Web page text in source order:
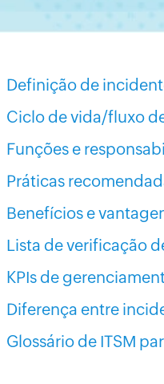
Definição de
Ciclo de vida/fluxo
Funções e
Práticas
Benefícios e
Lista de verificação
KPIs de
Diferença entre
Glossário de ITSM